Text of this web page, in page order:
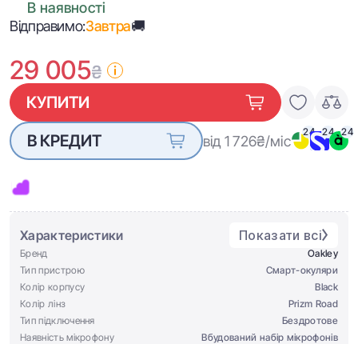
В наявності
Відправимо:Завтра🚚
29 005₴
КУПИТИ
В КРЕДИТ
від 1 726₴/міс
24 24 24
Характеристики Показати всі
Бренд
Oakley
Тип пристрою
Смарт-окуляри
Колір корпусу
Black
Колір лінз
Prizm Road
Тип підключення
Бездротове
Наявність мікрофону
Вбудований набір мікрофонів